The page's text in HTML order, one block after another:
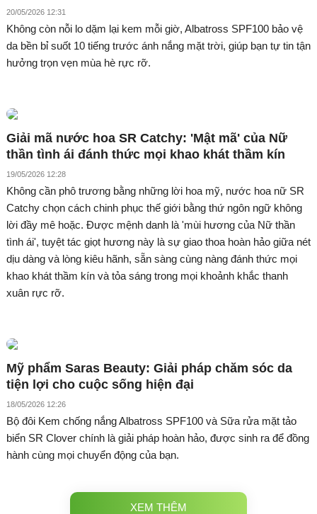
20/05/2026 12:31
Không còn nỗi lo dặm lại kem mỗi giờ, Albatross SPF100 bảo vệ
da bền bỉ suốt 10 tiếng trước ánh nắng mặt trời, giúp bạn tự tin tận
hưởng trọn vẹn mùa hè rực rỡ.
Giải mã nước hoa SR Catchy: 'Mật mã' của Nữ
thần tình ái đánh thức mọi khao khát thầm kín
19/05/2026 12:28
Không cần phô trương bằng những lời hoa mỹ, nước hoa nữ SR
Catchy chọn cách chinh phục thế giới bằng thứ ngôn ngữ không
lời đầy mê hoặc. Được mệnh danh là 'mùi hương của Nữ thần
tình ái', tuyệt tác giọt hương này là sự giao thoa hoàn hảo giữa nét
dịu dàng và lòng kiêu hãnh, sẵn sàng cùng nàng đánh thức mọi
khao khát thầm kín và tỏa sáng trong mọi khoảnh khắc thanh
xuân rực rỡ.
Mỹ phẩm Saras Beauty: Giải pháp chăm sóc da
tiện lợi cho cuộc sống hiện đại
18/05/2026 12:26
Bộ đôi Kem chống nắng Albatross SPF100 và Sữa rửa mặt tảo
biển SR Clover chính là giải pháp hoàn hảo, được sinh ra để đồng
hành cùng mọi chuyển động của bạn.
XEM THÊM